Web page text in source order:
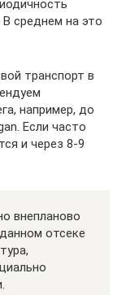
среднем на это
транспорт в
например, до
Если часто
и через 8-9
внепланово
отсеке